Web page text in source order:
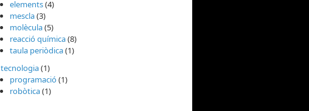
elements(4)
mescla(3)
molècula(5)
reacció química(8)
taula periòdica(1)
tecnologia(1)
programació(1)
robòtica(1)